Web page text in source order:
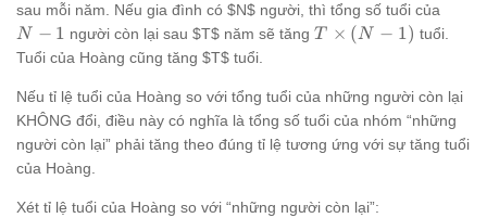
sau mỗi năm. Nếu gia đình có $N$ người, thì tổng số tuổi của
1
N − 1 người còn lại sau $T$ năm sẽ tăngT
T × (N − 1) tuổi.
Tuổi của Hoàng cũng tăng $T$ tuổi.
Nếu tỉ lệ tuổi của Hoàng so với tổng tuổi của những người còn lại
KHÔNG đổi, điều này có nghĩa là tổng số tuổi của nhóm “những
người còn lại” phải tăng theo đúng tỉ lệ tương ứng với sự tăng tuổi
của Hoàng.
Xét tỉ lệ tuổi của Hoàng so với “những người còn lại”: